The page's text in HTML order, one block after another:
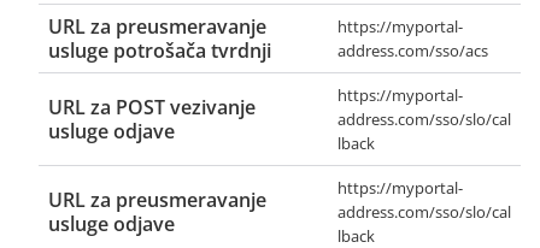
URL za preusmeravanje
usluge potrošača tvrdnji
https://myportal-
address.com/sso/acs
URL za POST vezivanje
usluge odjave
https://myportal-
address.com/sso/slo/cal
lback
URL za preusmeravanje
usluge odjave
https://myportal-
address.com/sso/slo/cal
lback